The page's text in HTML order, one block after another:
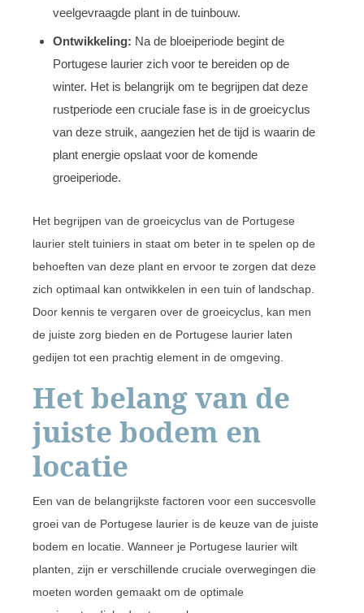
veelgevraagde plant in de tuinbouw.
Ontwikkeling: Na de bloeiperiode begint de
Portugese laurier zich voor te bereiden op de
winter. Het is belangrijk om te begrijpen dat deze
rustperiode een cruciale fase is in de groeicyclus
van deze struik, aangezien het de tijd is waarin de
plant energie opslaat voor de komende
groeiperiode.
Het begrijpen van de groeicyclus van de Portugese
laurier stelt tuiniers in staat om beter in te spelen op de
behoeften van deze plant en ervoor te zorgen dat deze
zich optimaal kan ontwikkelen in een tuin of landschap.
Door kennis te vergaren over de groeicyclus, kan men
de juiste zorg bieden en de Portugese laurier laten
gedijen tot een prachtig element in de omgeving.
Het belang van de
juiste bodem en
locatie
Een van de belangrijkste factoren voor een succesvolle
groei van de Portugese laurier is de keuze van de juiste
bodem en locatie. Wanneer je Portugese laurier wilt
planten, zijn er verschillende cruciale overwegingen die
moeten worden gemaakt om de optimale